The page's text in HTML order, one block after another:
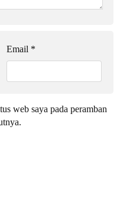
Email *
web saya pada peramban